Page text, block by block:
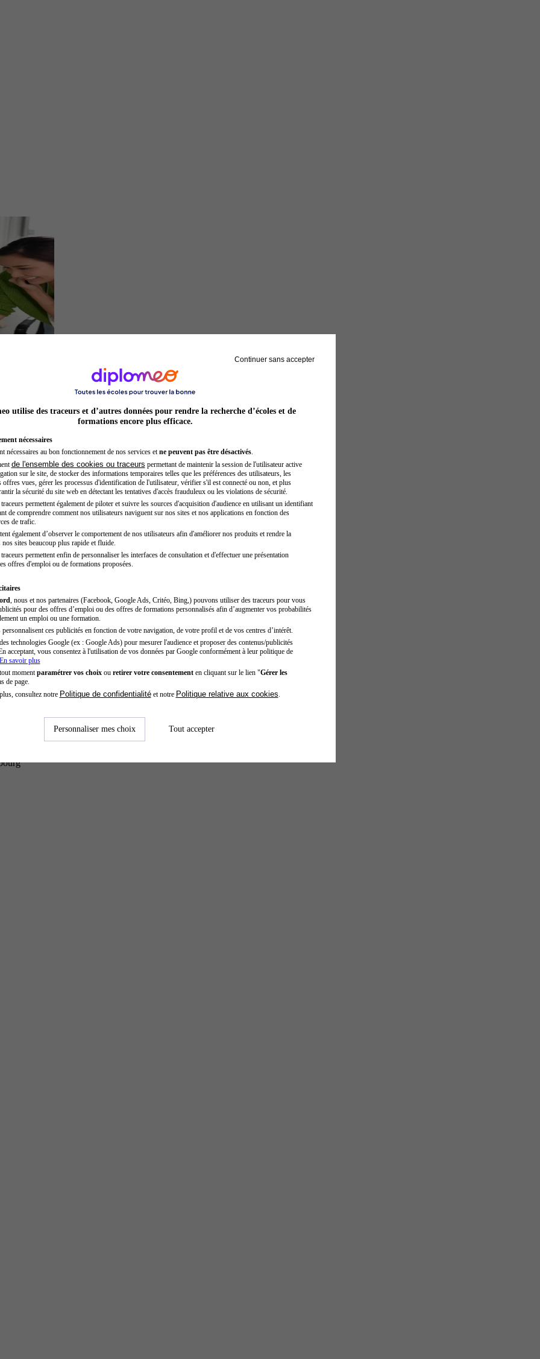
Entrepreneur
Continuer sans accepter
utilise des traceurs et d’autres données pour rendre la recherche d’écoles et de
formations encore plus efficace.
nécessaires
nécessaires au bon fonctionnement de nos services et ne peuvent pas être désactivés.
de l'ensemble des cookies ou traceurs permettant de maintenir la session de l'utilisateur active
sur le site, de stocker des informations temporaires telles que les préférences des utilisateurs, les
offres vues, gérer les processus d'identification de l'utilisateur, vérifier s'il est connecté ou non, et plus
la sécurité du site web en détectant les tentatives d'accès frauduleux ou les violations de sécurité.
permettent également de piloter et suivre les sources d'acquisition d'audience en utilisant un identifiant
de comprendre comment nos utilisateurs naviguent sur nos sites et nos applications en fonction des
de trafic.
également d’observer le comportement de nos utilisateurs afin d'améliorer nos produits et rendre la
sites beaucoup plus rapide et fluide.
permettent enfin de personnaliser les interfaces de consultation et d'effectuer une présentation
offres d'emploi ou de formations proposées.
, nous et nos partenaires (Facebook, Google Ads, Critéo, Bing,) pouvons utiliser des traceurs pour vous
pour des offres d’emploi ou des offres de formations personnalisés afin d’augmenter vos probabilités
un emploi ou une formation.
ces publicités en fonction de votre navigation, de votre profil et de vos centres d’intérêt.
technologies Google (ex : Google Ads) pour mesurer l'audience et proposer des contenus/publicités
acceptant, vous consentez à l'utilisation de vos données par Google conformément à leur politique de
savoir plus
moment paramétrer vos choixou retirer votre consentementen cliquant sur le lien "Gérer les
de page.
consultez notre Politique de confidentialitéet notre Politique relative aux cookies
Personnaliser mes choix Tout accepter